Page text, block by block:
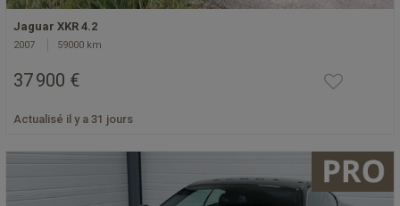
Jaguar XKR 4.2
2007 59000 km
37 900 €
Actualisé il y a 31 jours